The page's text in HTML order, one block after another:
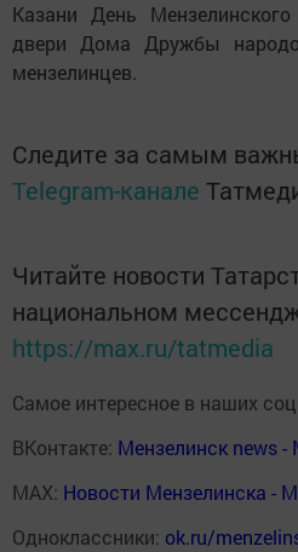
Казани День
двери Дома Дружбы
мензелинцев.
Следите за самым
Telegram-канале
Читайте новости
национальном
https://max.ru/tatmedia
Самое интересное в наших
ВКонтакте: Мензелинск news
MAX: Новости Мензелинска -
Одноклассники: ok.ru/